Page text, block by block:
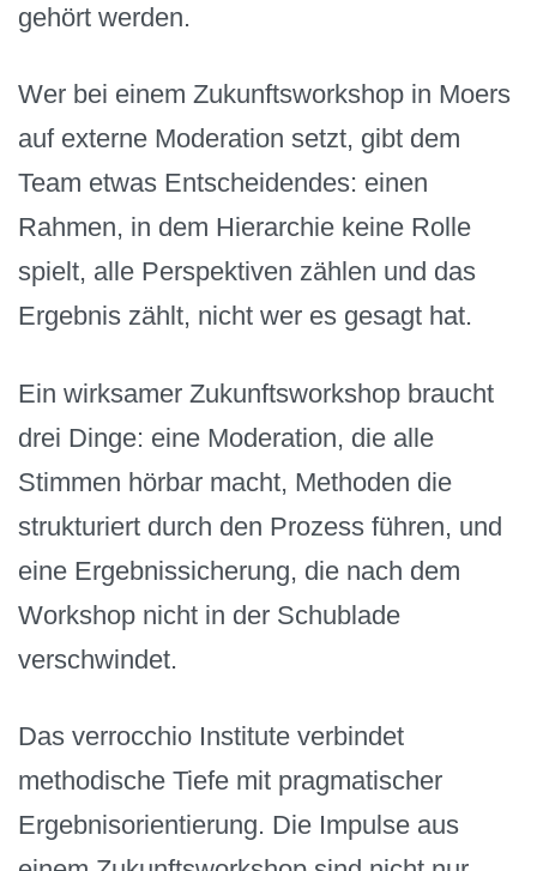
gehört werden.
Wer bei einem Zukunftsworkshop in Moers
auf externe Moderation setzt, gibt dem
Team etwas Entscheidendes: einen
Rahmen, in dem Hierarchie keine Rolle
spielt, alle Perspektiven zählen und das
Ergebnis zählt, nicht wer es gesagt hat.
Ein wirksamer Zukunftsworkshop braucht
drei Dinge: eine Moderation, die alle
Stimmen hörbar macht, Methoden die
strukturiert durch den Prozess führen, und
eine Ergebnissicherung, die nach dem
Workshop nicht in der Schublade
verschwindet.
Das verrocchio Institute verbindet
methodische Tiefe mit pragmatischer
Ergebnisorientierung. Die Impulse aus